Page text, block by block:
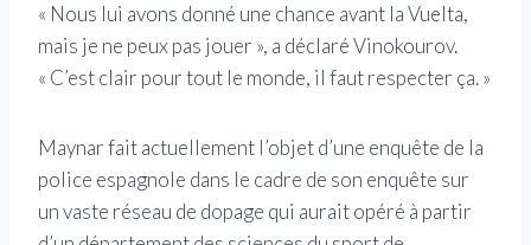
« Nous lui avons donné une chance avant la Vuelta,
mais je ne peux pas jouer », a déclaré Vinokourov.
« C’est clair pour tout le monde, il faut respecter ça. »
Maynar fait actuellement l’objet d’une enquête de la
police espagnole dans le cadre de son enquête sur
un vaste réseau de dopage qui aurait opéré à partir